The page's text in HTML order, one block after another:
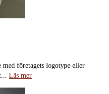
företagets logotype eller
Läs mer